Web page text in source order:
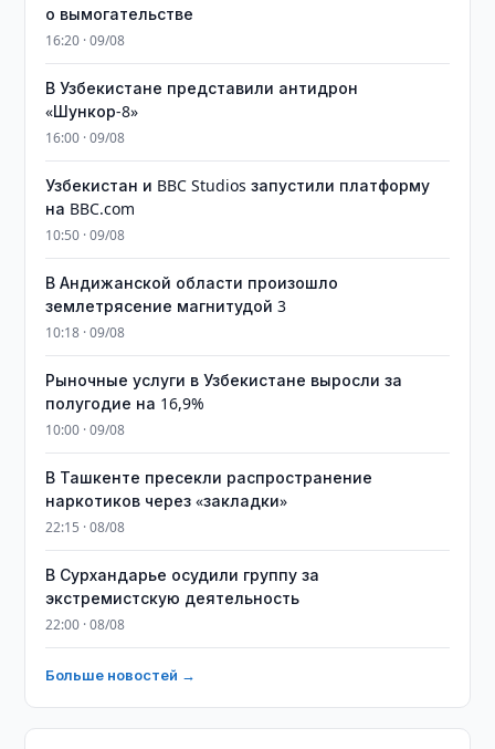
о вымогательстве
16:20 · 09/08
В Узбекистане представили антидрон
«Шункор-8»
16:00 · 09/08
Узбекистан и BBC Studios запустили платформу
на BBC.com
10:50 · 09/08
В Андижанской области произошло
землетрясение магнитудой 3
10:18 · 09/08
Рыночные услуги в Узбекистане выросли за
полугодие на 16,9%
10:00 · 09/08
В Ташкенте пресекли распространение
наркотиков через «закладки»
22:15 · 08/08
В Сурхандарье осудили группу за
экстремистскую деятельность
22:00 · 08/08
Больше новостей →